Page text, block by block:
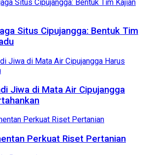
Situs Cipujangga: Bentuk Tim
Jiwa di Mata Air Cipujangga
Perkuat Riset Pertanian